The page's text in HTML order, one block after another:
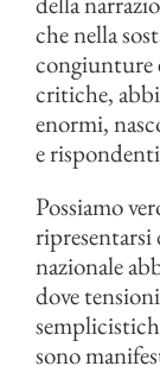
che nella
congiunture
critiche,
enormi,
e
Possiamo
nazionale
dove
sono